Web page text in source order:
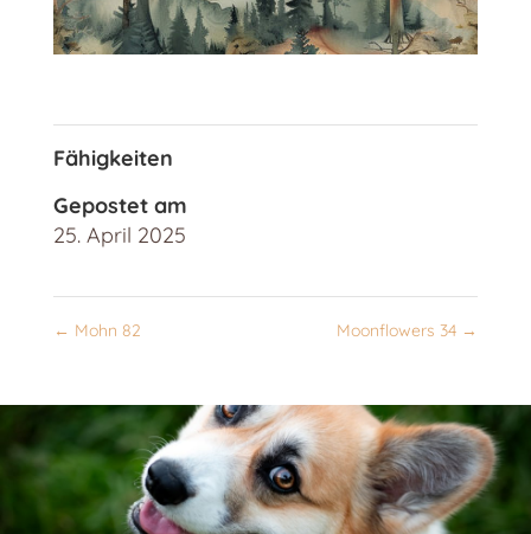
Fähigkeiten
Gepostet am
25. April 2025
← Mohn 82 Moonflowers 34 →